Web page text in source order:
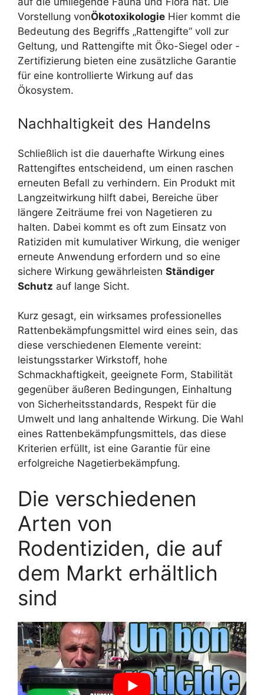
Vorstellung vonÖkotoxikologie Hier kommt die
Bedeutung des Begriffs „Rattengifte“ voll zur
Geltung, und Rattengifte mit Öko-Siegel oder -
Zertifizierung bieten eine zusätzliche Garantie
für eine kontrollierte Wirkung auf das
Ökosystem.
Nachhaltigkeit des Handelns
Schließlich ist die dauerhafte Wirkung eines
Rattengiftes entscheidend, um einen raschen
erneuten Befall zu verhindern. Ein Produkt mit
Langzeitwirkung hilft dabei, Bereiche über
längere Zeiträume frei von Nagetieren zu
halten. Dabei kommt es oft zum Einsatz von
Ratiziden mit kumulativer Wirkung, die weniger
erneute Anwendung erfordern und so eine
sichere Wirkung gewährleisten Ständiger
Schutz auf lange Sicht.
Kurz gesagt, ein wirksames professionelles
Rattenbekämpfungsmittel wird eines sein, das
diese verschiedenen Elemente vereint:
leistungsstarker Wirkstoff, hohe
Schmackhaftigkeit, geeignete Form, Stabilität
gegenüber äußeren Bedingungen, Einhaltung
von Sicherheitsstandards, Respekt für die
Umwelt und lang anhaltende Wirkung. Die Wahl
eines Rattenbekämpfungsmittels, das diese
Kriterien erfüllt, ist eine Garantie für eine
erfolgreiche Nagetierbekämpfung.
Die verschiedenen
Arten von
Rodentiziden, die auf
dem Markt erhältlich
sind